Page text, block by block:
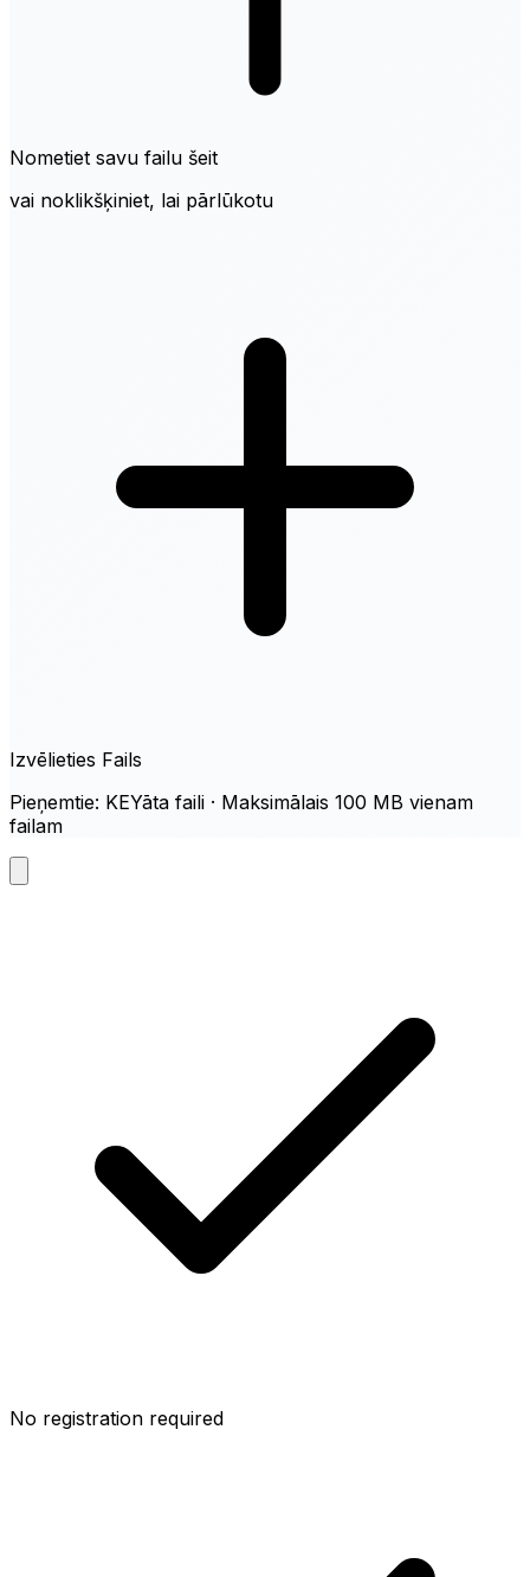
Nometiet savu failu šeit
vai noklikšķiniet, lai pārlūkotu
Izvēlieties Fails
Pieņemtie: KEYāta faili · Maksimālais 100 MB vienam
failam
No registration required